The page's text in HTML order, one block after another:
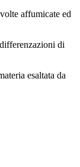
affumicate ed
di
esaltata da